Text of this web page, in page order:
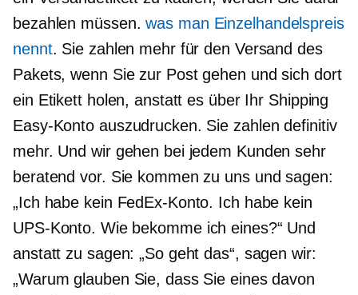
bezahlen müssen.was man Einzelhandelspreis
nennt. Sie zahlen mehr für den Versand des
Pakets, wenn Sie zur Post gehen und sich dort
ein Etikett holen, anstatt es über Ihr Shipping
Easy-Konto auszudrucken. Sie zahlen definitiv
mehr. Und wir gehen bei jedem Kunden sehr
beratend vor. Sie kommen zu uns und sagen:
„Ich habe kein FedEx-Konto. Ich habe kein
UPS-Konto. Wie bekomme ich eines?“ Und
anstatt zu sagen: „So geht das“, sagen wir:
„Warum glauben Sie, dass Sie eines davon